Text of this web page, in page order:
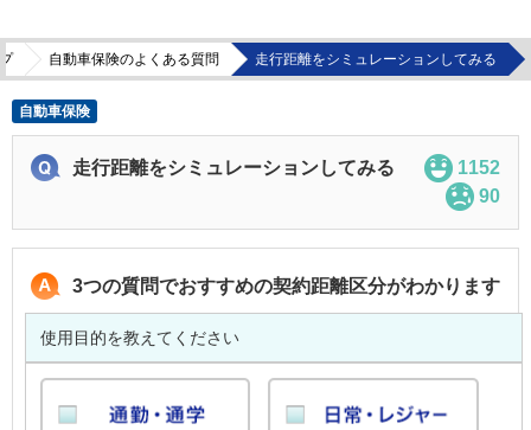
自動車保険のよくある質問 走行距離をシミュレーションしてみる
自動車保険
走行距離をシミュレーションしてみる
1152
90
3つの質問でおすすめの契約距離区分がわかります
使用目的を教えてください